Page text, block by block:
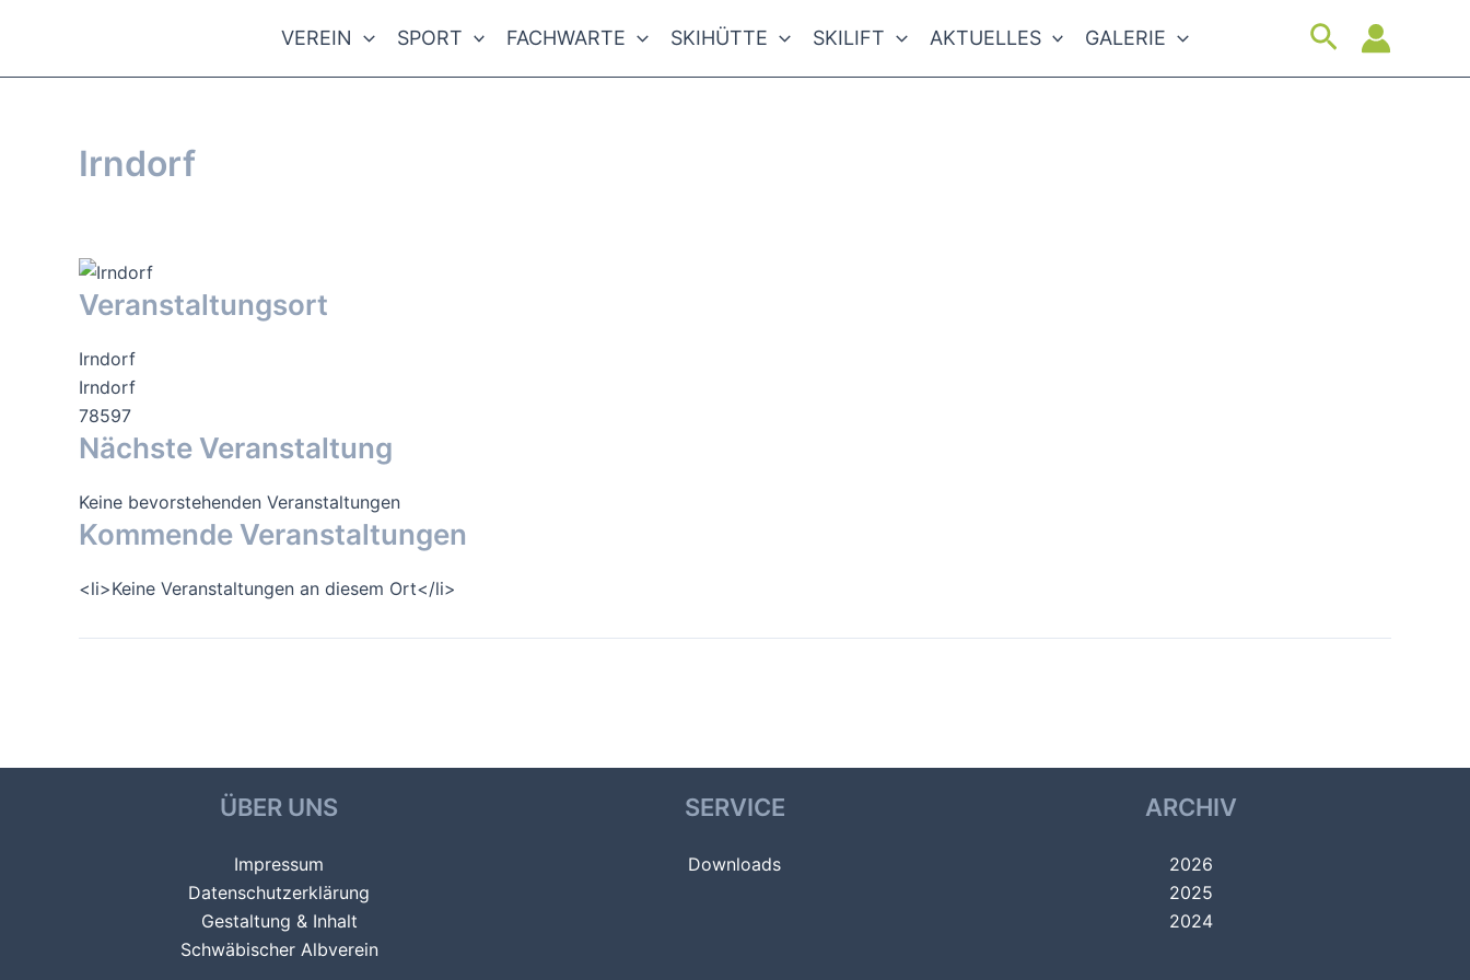
VEREIN SPORT FACHWARTE SKIHÜTTE SKILIFT AKTUELLES GALERIE Suchen
Irndorf
Veranstaltungsort
Irndorf
Irndorf
78597
Nächste Veranstaltung
Keine bevorstehenden Veranstaltungen
Kommende Veranstaltungen
<li>Keine Veranstaltungen an diesem Ort</li>
ÜBER UNS
Impressum
Datenschutzerklärung
Gestaltung & Inhalt
Schwäbischer Albverein
SERVICE
Downloads
ARCHIV
2026
2025
2024